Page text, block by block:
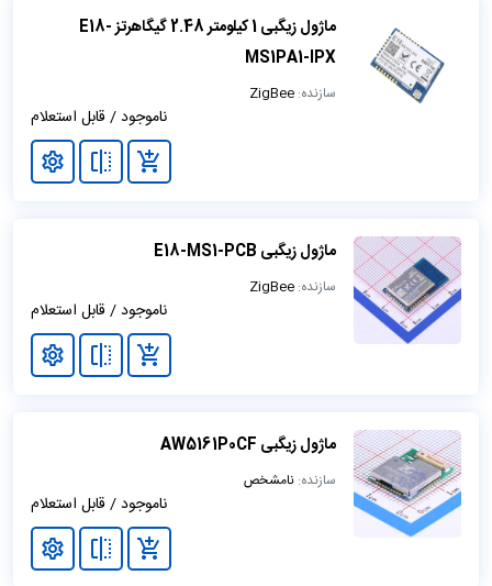
ماژول زیگبی 1 کیلومتر 2.48 گیگاهرتز E18-
MS1PA1-IPX
سازنده: ZigBee
ناموجود / قابل استعلام
ماژول زیگبی E18-MS1-PCB
سازنده: ZigBee
ناموجود / قابل استعلام
ماژول زیگبی AW5161P0CF
سازنده: نامشخص
ناموجود / قابل استعلام